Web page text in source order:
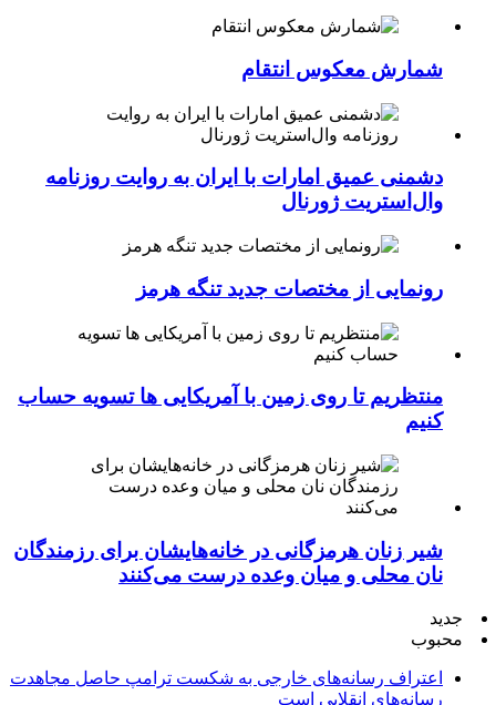
شمارش معکوس انتقام
دشمنی عمیق امارات با ایران به روایت روزنامه
وال‌استریت ژورنال
رونمایی از مختصات جدید تنگه هرمز
منتظریم تا روی زمین با آمریکایی ها تسویه حساب
کنیم
شیر زنان هرمزگانی در خانه‌هایشان برای رزمندگان
نان محلی و میان وعده درست می‌کنند
جدید
محبوب
اعتراف رسانه‌های خارجی به شکست ترامپ حاصل مجاهدت
رسانه‌های انقلابی است